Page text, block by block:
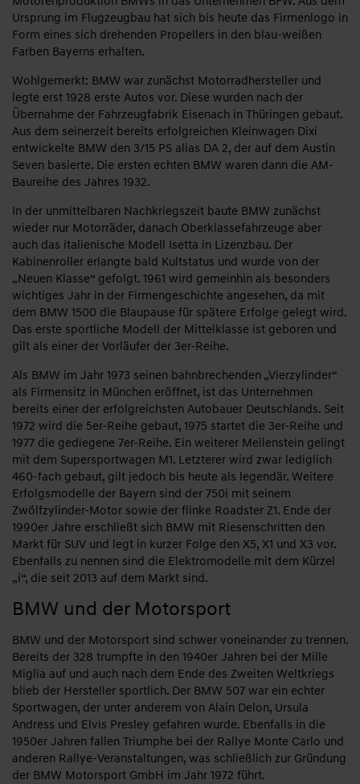
Ursprung im Flugzeugbau hat sich bis heute das Firmenlogo in
Form eines sich drehenden Propellers in den blau-weißen
Farben Bayerns erhalten.
Wohlgemerkt: BMW war zunächst Motorradhersteller und
legte erst 1928 erste Autos vor. Diese wurden nach der
Übernahme der Fahrzeugfabrik Eisenach in Thüringen gebaut.
Aus dem seinerzeit bereits erfolgreichen Kleinwagen Dixi
entwickelte BMW den 3/15 PS alias DA 2, der auf dem Austin
Seven basierte. Die ersten echten BMW waren dann die AM-
Baureihe des Jahres 1932.
In der unmittelbaren Nachkriegszeit baute BMW zunächst
wieder nur Motorräder, danach Oberklassefahrzeuge aber
auch das italienische Modell Isetta in Lizenzbau. Der
Kabinenroller erlangte bald Kultstatus und wurde von der
„Neuen Klasse“ gefolgt. 1961 wird gemeinhin als besonders
wichtiges Jahr in der Firmengeschichte angesehen, da mit
dem BMW 1500 die Blaupause für spätere Erfolge gelegt wird.
Das erste sportliche Modell der Mittelklasse ist geboren und
gilt als einer der Vorläufer der 3er-Reihe.
Als BMW im Jahr 1973 seinen bahnbrechenden „Vierzylinder“
als Firmensitz in München eröffnet, ist das Unternehmen
bereits einer der erfolgreichsten Autobauer Deutschlands. Seit
1972 wird die 5er-Reihe gebaut, 1975 startet die 3er-Reihe und
1977 die gediegene 7er-Reihe. Ein weiterer Meilenstein gelingt
mit dem Supersportwagen M1. Letzterer wird zwar lediglich
460-fach gebaut, gilt jedoch bis heute als legendär. Weitere
Erfolgsmodelle der Bayern sind der 750i mit seinem
Zwölfzylinder-Motor sowie der flinke Roadster Z1. Ende der
1990er Jahre erschließt sich BMW mit Riesenschritten den
Markt für SUV und legt in kurzer Folge den X5, X1 und X3 vor.
Ebenfalls zu nennen sind die Elektromodelle mit dem Kürzel
„i“, die seit 2013 auf dem Markt sind.
BMW und der Motorsport
BMW und der Motorsport sind schwer voneinander zu trennen.
Bereits der 328 trumpfte in den 1940er Jahren bei der Mille
Miglia auf und auch nach dem Ende des Zweiten Weltkriegs
blieb der Hersteller sportlich. Der BMW 507 war ein echter
Sportwagen, der unter anderem von Alain Delon, Ursula
Andress und Elvis Presley gefahren wurde. Ebenfalls in die
1950er Jahren fallen Triumphe bei der Rallye Monte Carlo und
anderen Rallye-Veranstaltungen, was schließlich zur Gründung
der BMW Motorsport GmbH im Jahr 1972 führt.